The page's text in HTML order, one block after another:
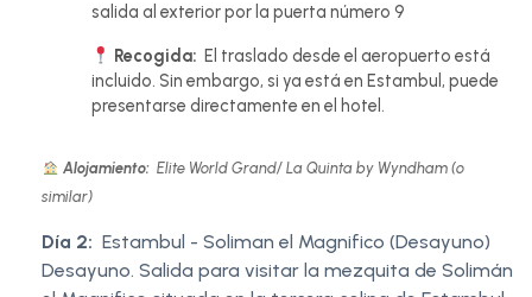
salida al exterior por la puerta número 9
Recogida: El traslado desde el aeropuerto está
incluido. Sin embargo, si ya está en Estambul, puede
presentarse directamente en el hotel.
Alojamiento: Elite World Grand/ La Quinta by Wyndham (o
similar)
Día 2: Estambul - Soliman el Magnifico (Desayuno)
Desayuno. Salida para visitar la mezquita de Solimán